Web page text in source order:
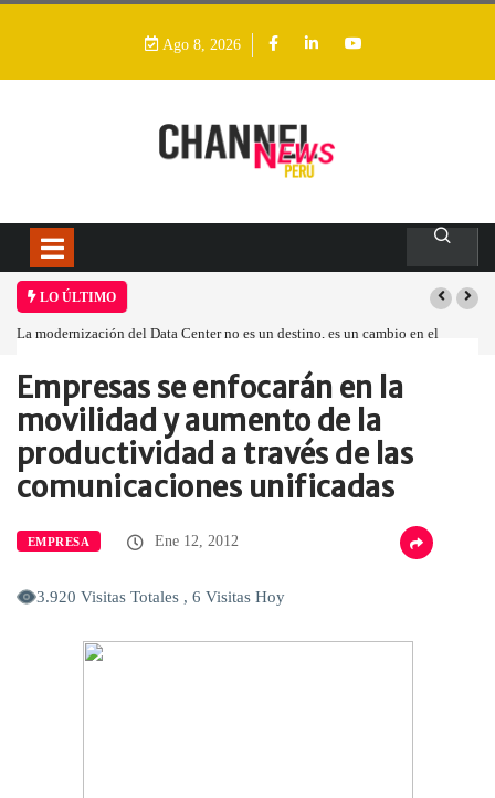
Ago 8, 2026
LO ÚLTIMO
La modernización del Data Center no es un destino, es un cambio en el
Home
Empresa Empresas se enfocarán…
Empresas se enfocarán en la
movilidad y aumento de la
productividad a través de las
comunicaciones unificadas
EMPRESA Ene 12, 2012
3.920 Visitas Totales , 6 Visitas Hoy